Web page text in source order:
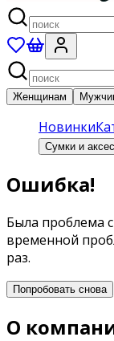
Женщинам
Новинки
Сумки и
Ошибка!
Была проблема
временной
раз.
Попробовать снова
О